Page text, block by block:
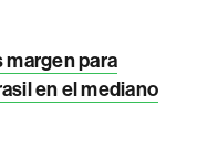
para
en el mediano